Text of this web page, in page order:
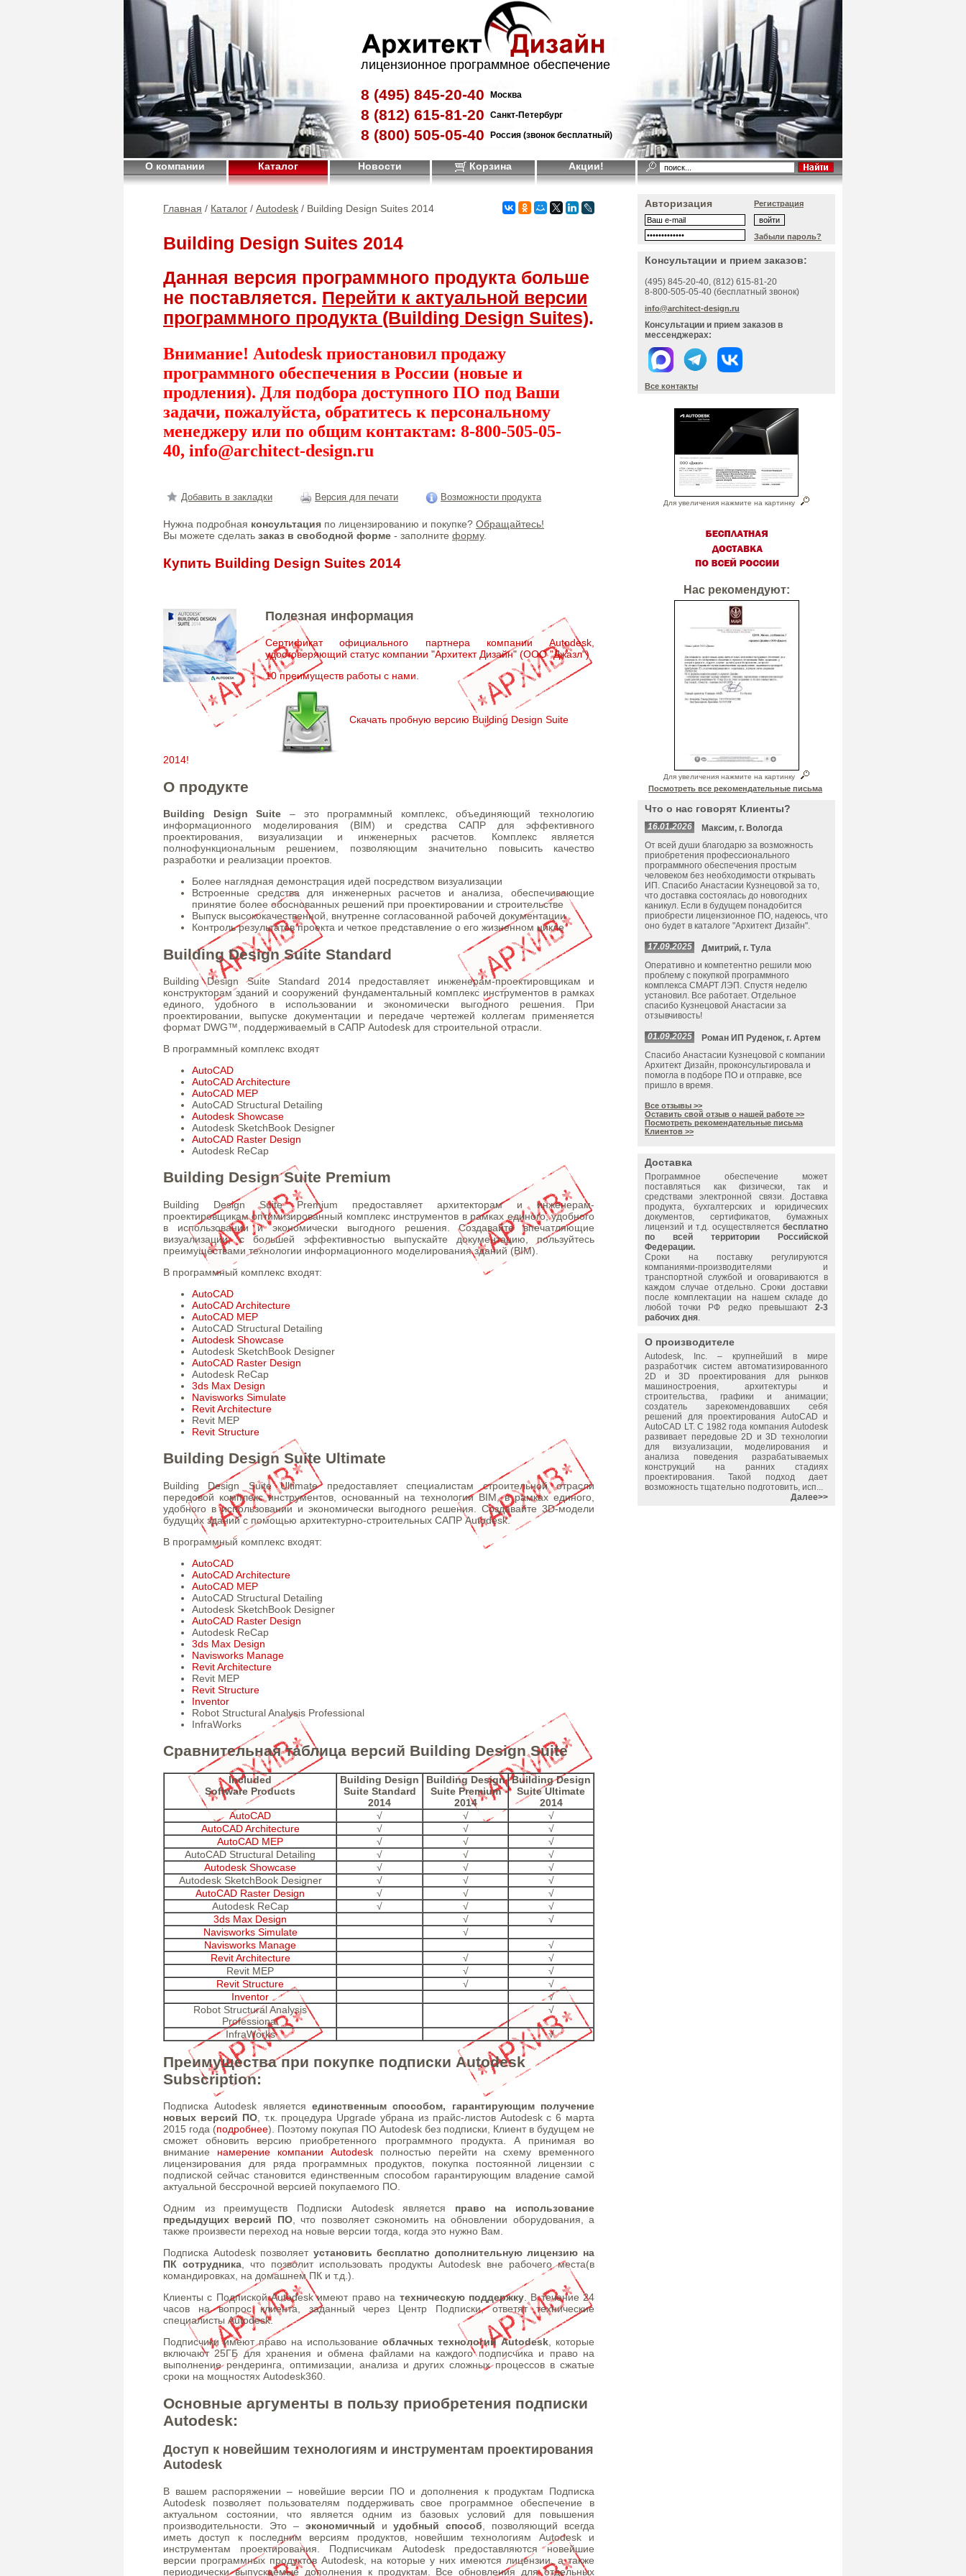
лицензионное программное обеспечение
8 (495) 845-20-40 Москва
8 (812) 615-81-20 Санкт-Петербург
8 (800) 505-05-40 Россия (звонок бесплатный)
О компании Каталог Новости Корзина Акции!
Главная / Каталог / Autodesk / Building Design Suites 2014
Building Design Suites 2014
Данная версия программного продукта больше
не поставляется. Перейти к актуальной версии
программного продукта (Building Design Suites).
Внимание! Autodesk приостановил продажу
программного обеспечения в России (новые и
продления). Для подбора доступного ПО под Ваши
задачи, пожалуйста, обратитесь к персональному
менеджеру или по общим контактам: 8-800-505-05-
40, info@architect-design.ru
Добавить в закладки Версия для печати Возможности продукта
Нужна подробная консультация по лицензированию и покупке? Обращайтесь!
Вы можете сделать заказ в свободной форме - заполните форму.
Купить Building Design Suites 2014
Полезная информация
Сертификат официального партнера компании Autodesk,
удостоверяющий статус компании "Архитект Дизайн" (ООО "Джазл")
10 преимуществ работы с нами.
Скачать пробную версию Building Design Suite
2014!
О продукте
Building Design Suite – это программный комплекс, объединяющий технологию
информационного моделирования (BIM) и средства САПР для эффективного
проектирования, визуализации и инженерных расчетов. Комплекс является
полнофункциональным решением, позволяющим значительно повысить качество
разработки и реализации проектов.
Более наглядная демонстрация идей посредством визуализации
Встроенные средства для инженерных расчетов и анализа, обеспечивающие
принятие более обоснованных решений при проектировании и строительстве
Выпуск высококачественной, внутренне согласованной рабочей документации
Контроль результатов проекта и четкое представление о его жизненном цикле
Building Design Suite Standard
Building Design Suite Standard 2014 предоставляет инженерам-проектировщикам и
конструкторам зданий и сооружений фундаментальный комплекс инструментов в рамках
единого, удобного в использовании и экономически выгодного решения. При
проектировании, выпуске документации и передаче чертежей коллегам применяется
формат DWG™, поддерживаемый в САПР Autodesk для строительной отрасли.
В программный комплекс входят
AutoCAD
AutoCAD Architecture
AutoCAD MEP
AutoCAD Structural Detailing
Autodesk Showcase
Autodesk SketchBook Designer
AutoCAD Raster Design
Autodesk ReCap
Building Design Suite Рremium
Building Design Suite Premium предоставляет архитекторам и инженерам-
проектировщикам оптимизированный комплекс инструментов в рамках единого, удобного
в использовании и экономически выгодного решения. Создавайте впечатляющие
визуализации, с большей эффективностью выпускайте документацию, пользуйтесь
преимуществами технологии информационного моделирования зданий (BIM).
В программный комплекс входят:
AutoCAD
AutoCAD Architecture
AutoCAD MEP
AutoCAD Structural Detailing
Autodesk Showcase
Autodesk SketchBook Designer
AutoCAD Raster Design
Autodesk ReCap
3ds Max Design
Navisworks Simulate
Revit Architecture
Revit MEP
Revit Structure
Building Design Suite Ultimate
Building Design Suite Ultimate предоставляет специалистам строительной отрасли
передовой комплекс инструментов, основанный на технологии BIM, в рамках единого,
удобного в использовании и экономически выгодного решения. Создавайте 3D-модели
будущих зданий с помощью архитектурно-строительных САПР Autodesk.
В программный комплекс входят:
AutoCAD
AutoCAD Architecture
AutoCAD MEP
AutoCAD Structural Detailing
Autodesk SketchBook Designer
AutoCAD Raster Design
Autodesk ReCap
3ds Max Design
Navisworks Manage
Revit Architecture
Revit MEP
Revit Structure
Inventor
Robot Structural Analysis Professional
InfraWorks
Сравнительная таблица версий Building Design Suite
Included
Software Products
Building Design
Suite Standard
2014
Building Design
Suite Premium
2014
Building Design
Suite Ultimate
2014
AutoCAD
√ √
√
AutoCAD Architecture
√ √
√
AutoCAD MEP
√ √
√
AutoCAD Structural Detailing
√ √
√
Autodesk Showcase
√ √
√
Autodesk SketchBook Designer
√ √
√
AutoCAD Raster Design
√ √
√
Autodesk ReCap
√ √
√
3ds Max Design
√
√
Navisworks Simulate
√
Navisworks Manage
√
Revit Architecture
√
√
Revit MEP
√
√
Revit Structure
√
√
Inventor
√
Robot Structural Analysis
Professional
√
InfraWorks √
Преимущества при покупке подписки Autodesk
Subscription:
Подписка Autodesk является единственным способом, гарантирующим получение
новых версий ПО, т.к. процедура Upgrade убрана из прайс-листов Autodesk с 6 марта
2015 года (подробнее). Поэтому покупая ПО Autodesk без подписки, Клиент в будущем не
сможет обновить версию приобретенного программного продукта. А принимая во
внимание намерение компании Autodesk полностью перейти на схему временного
лицензирования для ряда программных продуктов, покупка постоянной лицензии с
подпиской сейчас становится единственным способом гарантирующим владение самой
актуальной бессрочной версией покупаемого ПО.
Одним из преимуществ Подписки Autodesk является право на использование
предыдущих версий ПО, что позволяет сэкономить на обновлении оборудования, а
также произвести переход на новые версии тогда, когда это нужно Вам.
Подписка Autodesk позволяет установить бесплатно дополнительную лицензию на
ПК сотрудника, что позволит использовать продукты Autodesk вне рабочего места(в
командировках, на домашнем ПК и т.д.).
Клиенты с Подпиской Autodesk имеют право на техническую поддержку. В течение 24
часов на вопрос клиента, заданный через Центр Подписки, ответят технические
специалисты Autodesk.
Подписчики имеют право на использование облачных технологий Autodesk, которые
включают 25ГБ для хранения и обмена файлами на каждого подписчика и право на
выполнение рендеринга, оптимизации, анализа и других сложных процессов в сжатые
сроки на мощностях Autodesk360.
Основные аргументы в пользу приобретения подписки
Autodesk:
Доступ к новейшим технологиям и инструментам проектирования
Autodesk
В вашем распоряжении – новейшие версии ПО и дополнения к продуктам Подписка
Autodesk позволяет пользователям поддерживать свое программное обеспечение в
актуальном состоянии, что является одним из базовых условий для повышения
производительности. Это – экономичный иудобный способ, позволяющий всегда
иметь доступ к последним версиям продуктов, новейшим технологиям Autodesk и
инструментам проектирования. Подписчикам Autodesk предоставляются новейшие
версии программных продуктов Autodesk, на которые у них имеются лицензии, а также
периодически выпускаемые дополнения к продуктам. Все обновления для отдельных
Авторизация Регистрация
Забыли пароль?
Консультации и прием заказов:
(495) 845-20-40, (812) 615-81-20
8-800-505-05-40 (бесплатный звонок)
info@architect-design.ru
Консультации и прием заказов в
мессенджерах:
Все контакты
Для увеличения нажмите на картинку
Нас рекомендуют:
Для увеличения нажмите на картинку
Посмотреть все рекомендательные письма
Что о нас говорят Клиенты?
16.01.2026
Максим, г. Вологда
От всей души благодарю за возможность
приобретения профессионального
программного обеспечения простым
человеком без необходимости открывать
ИП. Спасибо Анастасии Кузнецовой за то,
что доставка состоялась до новогодних
каникул. Если в будущем понадобится
приобрести лицензионное ПО, надеюсь, что
оно будет в каталоге "Архитект Дизайн".
17.09.2025
Дмитрий, г. Тула
Оперативно и компетентно решили мою
проблему с покупкой программного
комплекса СМАРТ ЛЭП. Спустя неделю
установил. Все работает. Отдельное
спасибо Кузнецовой Анастасии за
отзывчивость!
01.09.2025
Роман ИП Руденок, г. Артем
Спасибо Анастасии Кузнецовой с компании
Архитект Дизайн, проконсультировала и
помогла в подборе ПО и отправке, все
пришло в время.
Все отзывы >>
Оставить свой отзыв о нашей работе >>
Посмотреть рекомендательные письма
Клиентов >>
Доставка
Программное обеспечение может
поставляться как физически, так и
средствами электронной связи. Доставка
продукта, бухгалтерских и юридических
документов, сертификатов, бумажных
лицензий и т.д. осуществляется бесплатно
по всей территории Российской
Федерации.
Сроки на поставку регулируются
компаниями-производителями и
транспортной службой и оговариваются в
каждом случае отдельно. Сроки доставки
после комплектации на нашем складе до
любой точки РФ редко превышают 2-3
рабочих дня.
О производителе
Autodesk, Inc. – крупнейший в мире
разработчик систем автоматизированного
2D и 3D проектирования для рынков
машиностроения, архитектуры и
строительства, графики и анимации;
создатель зарекомендовавших себя
решений для проектирования AutoCAD и
AutoCAD LT. С 1982 года компания Autodesk
развивает передовые 2D и 3D технологии
для визуализации, моделирования и
анализа поведения разрабатываемых
конструкций на ранних стадиях
проектирования. Такой подход дает
возможность тщательно подготовить, исп...
Далее>>